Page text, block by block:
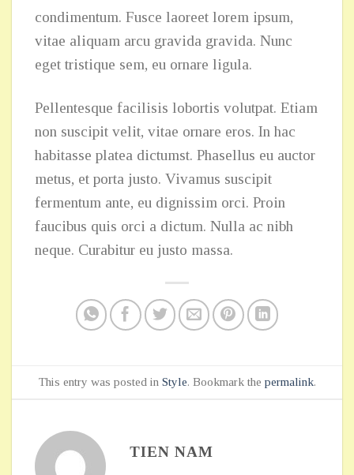
condimentum. Fusce laoreet lorem ipsum,
vitae aliquam arcu gravida gravida. Nunc
eget tristique sem, eu ornare ligula.
Pellentesque facilisis lobortis volutpat. Etiam
non suscipit velit, vitae ornare eros. In hac
habitasse platea dictumst. Phasellus eu auctor
metus, et porta justo. Vivamus suscipit
fermentum ante, eu dignissim orci. Proin
faucibus quis orci a dictum. Nulla ac nibh
neque. Curabitur eu justo massa.
This entry was posted in Style. Bookmark the permalink.
TIEN NAM